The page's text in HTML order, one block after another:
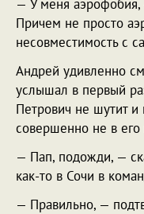
— У меня
Причем не просто
несовместимость с
Андрей удивленно
услышал в первый
Петрович не шутит
совершенно не в
— Пап, подожди, —
как-то в Сочи в
— Правильно, —